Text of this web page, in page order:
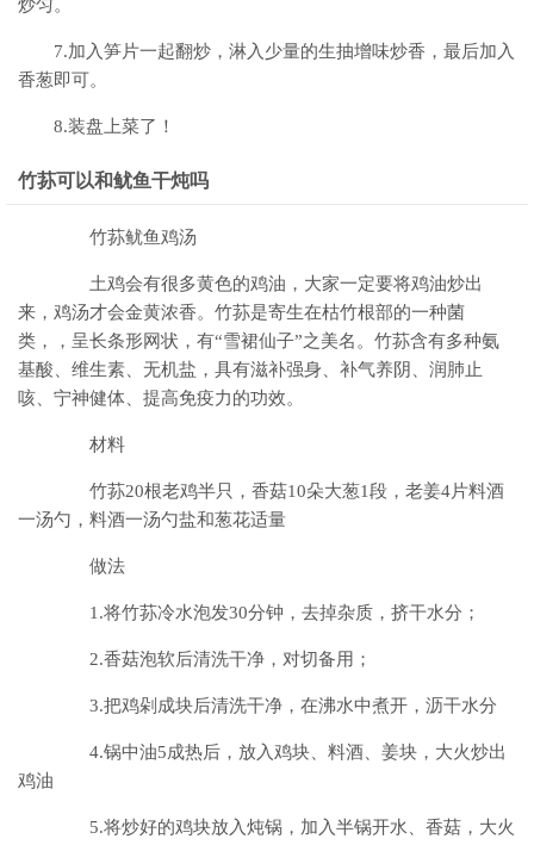
炒匀。
7.加入笋片一起翻炒，淋入少量的生抽增味炒香，最后加入
香葱即可。
8.装盘上菜了！
竹荪可以和鱿鱼干炖吗
竹荪鱿鱼鸡汤
土鸡会有很多黄色的鸡油，大家一定要将鸡油炒出
来，鸡汤才会金黄浓香。竹荪是寄生在枯竹根部的一种菌
类，，呈长条形网状，有“雪裙仙子”之美名。竹荪含有多种氨
基酸、维生素、无机盐，具有滋补强身、补气养阴、润肺止
咳、宁神健体、提高免疫力的功效。
材料
竹荪20根老鸡半只，香菇10朵大葱1段，老姜4片料酒
一汤勺，料酒一汤勺盐和葱花适量
做法
1.将竹荪冷水泡发30分钟，去掉杂质，挤干水分；
2.香菇泡软后清洗干净，对切备用；
3.把鸡剁成块后清洗干净，在沸水中煮开，沥干水分
4.锅中油5成热后，放入鸡块、料酒、姜块，大火炒出
鸡油
5.将炒好的鸡块放入炖锅，加入半锅开水、香菇，大火